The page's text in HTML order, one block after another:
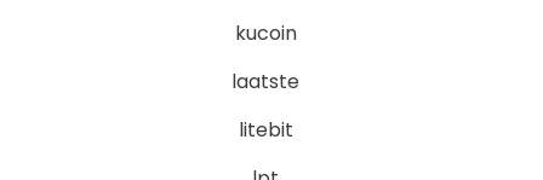
kucoin
laatste
litebit